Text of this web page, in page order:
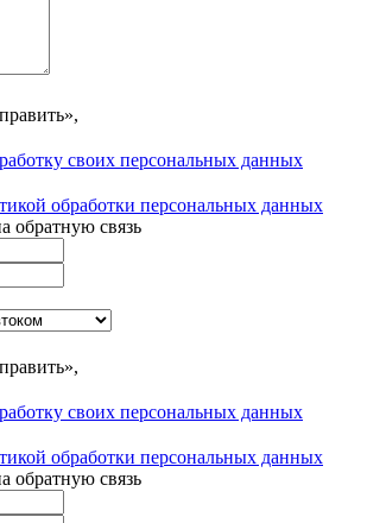
своих персональных данных
обработки персональных данных
обратную связь
своих персональных данных
обработки персональных данных
обратную связь